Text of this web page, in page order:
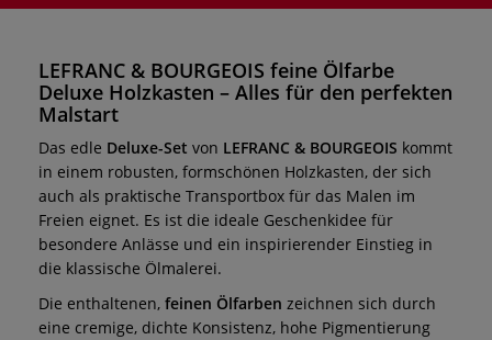
LEFRANC & BOURGEOIS feine Ölfarbe
Deluxe Holzkasten – Alles für den perfekten
Malstart
Das edle Deluxe-Set von LEFRANC & BOURGEOIS kommt
in einem robusten, formschönen Holzkasten, der sich
auch als praktische Transportbox für das Malen im
Freien eignet. Es ist die ideale Geschenkidee für
besondere Anlässe und ein inspirierender Einstieg in
die klassische Ölmalerei.
Die enthaltenen, feinen Ölfarben zeichnen sich durch
eine cremige, dichte Konsistenz, hohe Pigmentierung